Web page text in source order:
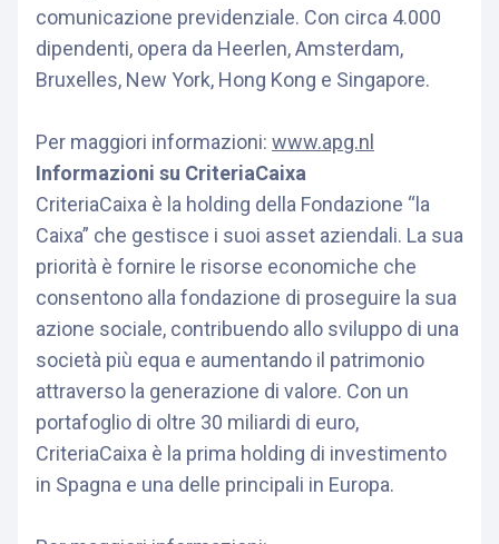
comunicazione previdenziale. Con circa 4.000
dipendenti, opera da Heerlen, Amsterdam,
Bruxelles, New York, Hong Kong e Singapore.
Per maggiori informazioni: www.apg.nl
Informazioni su CriteriaCaixa
CriteriaCaixa è la holding della Fondazione “la
Caixa” che gestisce i suoi asset aziendali. La sua
priorità è fornire le risorse economiche che
consentono alla fondazione di proseguire la sua
azione sociale, contribuendo allo sviluppo di una
società più equa e aumentando il patrimonio
attraverso la generazione di valore. Con un
portafoglio di oltre 30 miliardi di euro,
CriteriaCaixa è la prima holding di investimento
in Spagna e una delle principali in Europa.